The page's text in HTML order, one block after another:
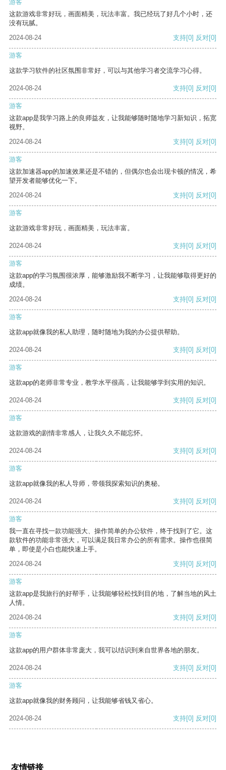
游客
这款游戏非常好玩，画面精美，玩法丰富。我已经玩了好几个小时，还
没有玩腻。
2024-08-24
支持[0] 反对[0]
游客
这款学习软件的社区氛围非常好，可以与其他学习者交流学习心得。
2024-08-24 支持[0] 反对[0]
游客
这款app是我学习路上的良师益友，让我能够随时随地学习新知识，拓宽
视野。
2024-08-24
支持[0] 反对[0]
游客
这款加速器app的加速效果还是不错的，但偶尔也会出现卡顿的情况，希
望开发者能够优化一下。
2024-08-24
支持[0] 反对[0]
游客
这款游戏非常好玩，画面精美，玩法丰富。
2024-08-24 支持[0] 反对[0]
游客
这款app的学习氛围很浓厚，能够激励我不断学习，让我能够取得更好的
成绩。
2024-08-24
支持[0] 反对[0]
游客
这款app就像我的私人助理，随时随地为我的办公提供帮助。
2024-08-24 支持[0] 反对[0]
游客
这款app的老师非常专业，教学水平很高，让我能够学到实用的知识。
2024-08-24 支持[0] 反对[0]
游客
这款游戏的剧情非常感人，让我久久不能忘怀。
2024-08-24 支持[0] 反对[0]
游客
这款app就像我的私人导师，带领我探索知识的奥秘。
2024-08-24 支持[0] 反对[0]
游客
我一直在寻找一款功能强大、操作简单的办公软件，终于找到了它。这
款软件的功能非常强大，可以满足我日常办公的所有需求。操作也很简
单，即使是小白也能快速上手。
2024-08-24
支持[0] 反对[0]
游客
这款app是我旅行的好帮手，让我能够轻松找到目的地，了解当地的风土
人情。
2024-08-24
支持[0] 反对[0]
游客
这款app的用户群体非常庞大，我可以结识到来自世界各地的朋友。
2024-08-24 支持[0] 反对[0]
游客
这款app就像我的财务顾问，让我能够省钱又省心。
2024-08-24 支持[0] 反对[0]
友情链接